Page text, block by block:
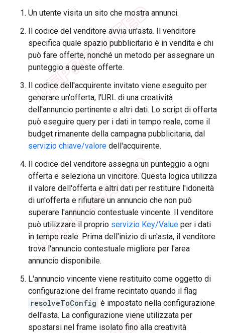
Un utente visita un sito che mostra annunci.
Il codice del venditore avvia un'asta. Il venditore
specifica quale spazio pubblicitario è in vendita e chi
può fare offerte, nonché un metodo per assegnare un
punteggio a queste offerte.
Il codice dell'acquirente invitato viene eseguito per
generare un'offerta, l'URL di una creatività
dell'annuncio pertinente e altri dati. Lo script di offerta
può eseguire query per i dati in tempo reale, come il
budget rimanente della campagna pubblicitaria, dal
servizio chiave/valore dell'acquirente.
Il codice del venditore assegna un punteggio a ogni
offerta e seleziona un vincitore. Questa logica utilizza
il valore dell'offerta e altri dati per restituire l'idoneità
di un'offerta e rifiutare un annuncio che non può
superare l'annuncio contestuale vincente. Il venditore
può utilizzare il proprio servizio Key/Value per i dati
in tempo reale. Prima dell'inizio di un'asta, il venditore
trova l'annuncio contestuale migliore per l'area
annuncio disponibile.
L'annuncio vincente viene restituito come oggetto di
configurazione del frame recintato quando il flag
resolveToConfig è impostato nella configurazione
dell'asta. La configurazione viene utilizzata per
spostarsi nel frame isolato fino alla creatività